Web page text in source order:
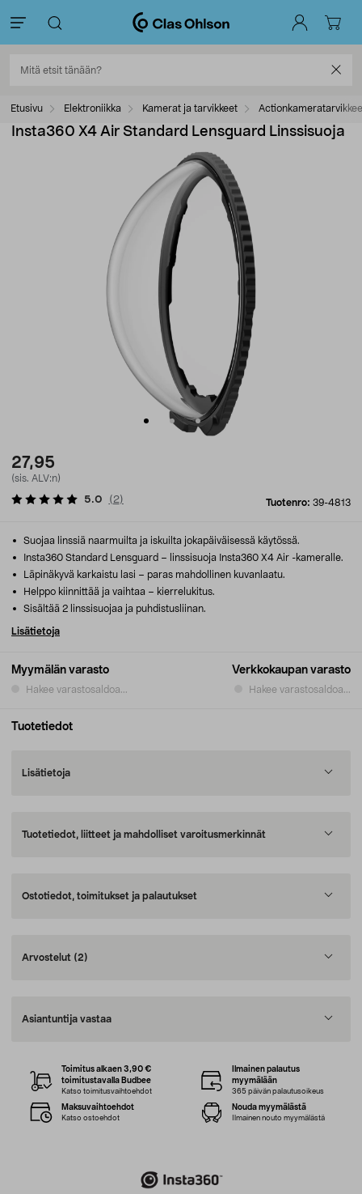
Etusivu Elektroniikka Kamerat ja tarvikkeet
Insta360 X4 Air Standard Lensguard Linssisuoja
27,95
(sis. ALV:n)
Tuotenro: 39-4813
5.0 ( 2)
Myymälän varasto
Hakee varastosaldoa...
Verkkokaupan varasto
Hakee varastosaldoa...
Suojaa linssiä naarmuilta ja iskuilta jokapäiväisessä käytössä.
Insta360 Standard Lensguard – linssisuoja Insta360 X4 Air -kameralle.
Läpinäkyvä karkaistu lasi – paras mahdollinen kuvanlaatu.
Helppo kiinnittää ja vaihtaa – kierrelukitus.
Sisältää 2 linssisuojaa ja puhdistusliinan.
Lisätietoja
Tuotetiedot
Lisätietoja
Tuotetiedot, liitteet ja mahdolliset varoitusmerkinnät
Ostotiedot, toimitukset ja palautukset
Arvostelut (2)
Asiantuntija vastaa
Toimitus alkaen 3,90 €
toimitustavalla Budbee
Katso toimitusvaihtoehdot
Ilmainen palautus
myymälään
365 päivän palautusoikeus
Maksuvaihtoehdot
Katso ostoehdot
Nouda myymälästä
Ilmainen nouto myymälästä